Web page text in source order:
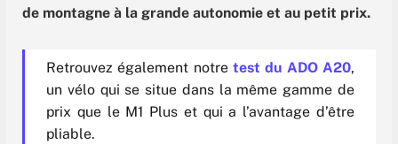
de montagne à la grande autonomie et au petit prix.
Retrouvez également notre test du ADO A20,
un vélo qui se situe dans la même gamme de
prix que le M1 Plus et qui a l’avantage d’être
pliable.